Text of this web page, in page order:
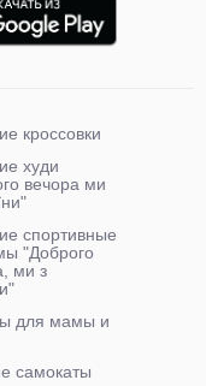
кроссовки
худи
вечора ми
спортивные
"Доброго
ми з
для мамы и
самокаты